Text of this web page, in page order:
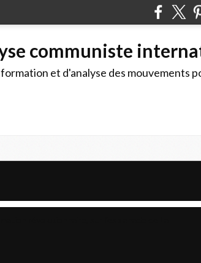
communiste
et d'analyse des mouvements